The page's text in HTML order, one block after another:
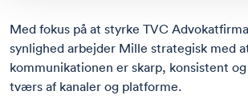
Med fokus på at styrke TVC
synlighed arbejder Mille strategisk med
kommunikationen er skarp, konsistent
tværs af kanaler og platforme.